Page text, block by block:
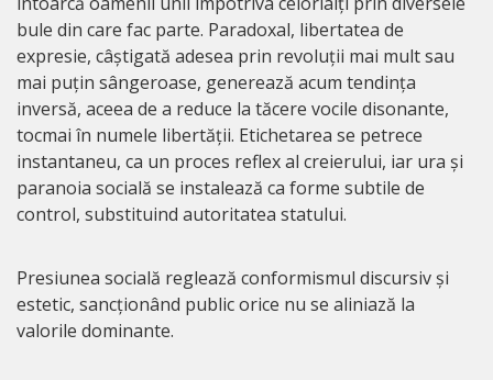
bule din care fac parte. Paradoxal, libertatea de
expresie, câștigată adesea prin revoluții mai mult sau
mai puțin sângeroase, generează acum tendința
inversă, aceea de a reduce la tăcere vocile disonante,
tocmai în numele libertății. Etichetarea se petrece
instantaneu, ca un proces reflex al creierului, iar ura și
paranoia socială se instalează ca forme subtile de
control, substituind autoritatea statului.
Presiunea socială reglează conformismul discursiv și
estetic, sancționând public orice nu se aliniază la
valorile dominante.